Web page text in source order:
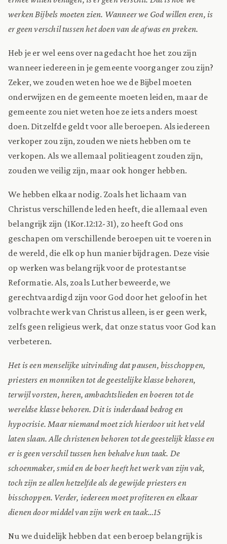
werken Bijbels moeten zien. Wanneer we God willen eren, is
er geen verschil tussen het doen van de afwas en preken.
Heb je er wel eens over nagedacht hoe het zou zijn
wanneer iedereen in je gemeente voorganger zou zijn?
Zeker, we zouden weten hoe we de Bijbel moeten
onderwijzen en de gemeente moeten leiden, maar de
gemeente zou niet weten hoe ze iets anders moest
doen. Ditzelfde geldt voor alle beroepen. Als iedereen
verkoper zou zijn, zouden we niets hebben om te
verkopen. Als we allemaal politieagent zouden zijn,
zouden we veilig zijn, maar ook honger hebben.
We hebben elkaar nodig. Zoals het lichaam van
Christus verschillende leden heeft, die allemaal even
belangrijk zijn (1Kor.12:12-31), zo heeft God ons
geschapen om verschillende beroepen uit te voeren in
de wereld, die elk op hun manier bijdragen. Deze visie
op werken was belangrijk voor de protestantse
Reformatie. Als, zoals Luther beweerde, we
gerechtvaardigd zijn voor God door het geloof in het
volbrachte werk van Christus alleen, is er geen werk,
zelfs geen religieus werk, dat onze status voor God kan
verbeteren.
Het is een menselijke uitvinding dat pausen, bisschoppen,
priesters en monniken tot de geestelijke klasse behoren,
terwijl vorsten, heren, ambachtslieden en boeren tot de
wereldse klasse behoren. Dit is inderdaad bedrog en
hypocrisie. Maar niemand moet zich hierdoor uit het veld
laten slaan. Alle christenen behoren tot de geestelijk klasse en
er is geen verschil tussen hen behalve hun taak. De
schoenmaker, smid en de boer heeft het werk van zijn vak,
toch zijn ze allen hetzelfde als de gewijde priesters en
bisschoppen. Verder, iedereen moet profiteren en elkaar
dienen door middel van zijn werk en taak…15
Nu we duidelijk hebben dat een beroep belangrijk is